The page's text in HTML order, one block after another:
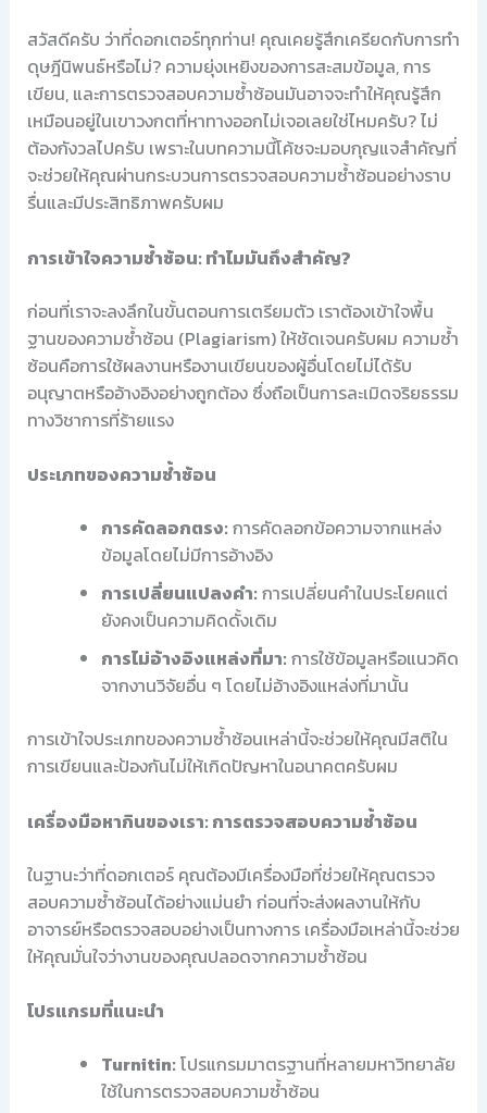
สวัสดีครับ ว่าที่ดอกเตอร์ทุกท่าน! คุณเคยรู้สึกเครียดกับการทำ
ดุษฎีนิพนธ์หรือไม่? ความยุ่งเหยิงของการสะสมข้อมูล, การ
เขียน, และการตรวจสอบความซ้ำซ้อนมันอาจจะทำให้คุณรู้สึก
เหมือนอยู่ในเขาวงกตที่หาทางออกไม่เจอเลยใช่ไหมครับ? ไม่
ต้องกังวลไปครับ เพราะในบทความนี้โค้ชจะมอบกุญแจสำคัญที่
จะช่วยให้คุณผ่านกระบวนการตรวจสอบความซ้ำซ้อนอย่างราบ
รื่นและมีประสิทธิภาพครับผม
การเข้าใจความซ้ำซ้อน: ทำไมมันถึงสำคัญ?
ก่อนที่เราจะลงลึกในขั้นตอนการเตรียมตัว เราต้องเข้าใจพื้น
ฐานของความซ้ำซ้อน (Plagiarism) ให้ชัดเจนครับผม ความซ้ำ
ซ้อนคือการใช้ผลงานหรืองานเขียนของผู้อื่นโดยไม่ได้รับ
อนุญาตหรืออ้างอิงอย่างถูกต้อง ซึ่งถือเป็นการละเมิดจริยธรรม
ทางวิชาการที่ร้ายแรง
ประเภทของความซ้ำซ้อน
การคัดลอกตรง: การคัดลอกข้อความจากแหล่ง
ข้อมูลโดยไม่มีการอ้างอิง
การเปลี่ยนแปลงคำ: การเปลี่ยนคำในประโยคแต่
ยังคงเป็นความคิดดั้งเดิม
การไม่อ้างอิงแหล่งที่มา: การใช้ข้อมูลหรือแนวคิด
จากงานวิจัยอื่น ๆ โดยไม่อ้างอิงแหล่งที่มานั้น
การเข้าใจประเภทของความซ้ำซ้อนเหล่านี้จะช่วยให้คุณมีสติใน
การเขียนและป้องกันไม่ให้เกิดปัญหาในอนาคตครับผม
เครื่องมือหากินของเรา: การตรวจสอบความซ้ำซ้อน
ในฐานะว่าที่ดอกเตอร์ คุณต้องมีเครื่องมือที่ช่วยให้คุณตรวจ
สอบความซ้ำซ้อนได้อย่างแม่นยำ ก่อนที่จะส่งผลงานให้กับ
อาจารย์หรือตรวจสอบอย่างเป็นทางการ เครื่องมือเหล่านี้จะช่วย
ให้คุณมั่นใจว่างานของคุณปลอดจากความซ้ำซ้อน
โปรแกรมที่แนะนำ
Turnitin: โปรแกรมมาตรฐานที่หลายมหาวิทยาลัย
ใช้ในการตรวจสอบความซ้ำซ้อน